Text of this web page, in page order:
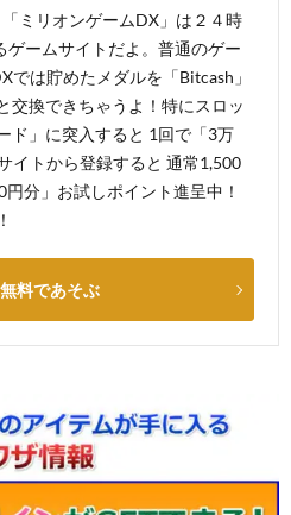
ミリオンゲームDX」は２４時
ゲームサイトだよ。普通のゲー
では貯めたメダルを「Bitcash」
交換できちゃうよ！特にスロッ
ド」に突入すると 1回で「3万
イトから登録すると 通常1,500
分」お試しポイント進呈中！
料であそぶ